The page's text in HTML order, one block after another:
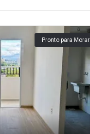
Pronto para Morar